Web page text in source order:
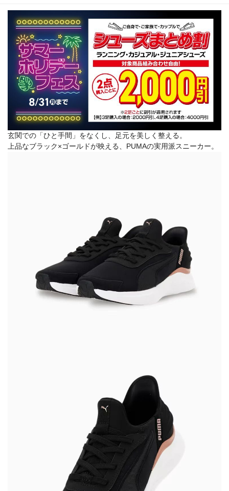
玄関での「ひと手間」をなくし、足元を美しく整える。
上品なブラック×ゴールドが映える、PUMAの実用派スニーカー。